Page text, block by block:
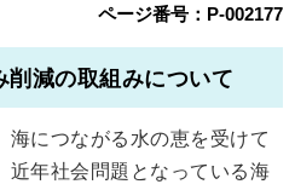
ページ番号：P-002177
削減の取組みについて
海につながる水の恵を受けて
近年社会問題となっている海